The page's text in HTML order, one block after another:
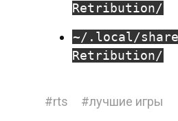
Retribution/
~/.local/
Retribution/
#rts #лучшие игры